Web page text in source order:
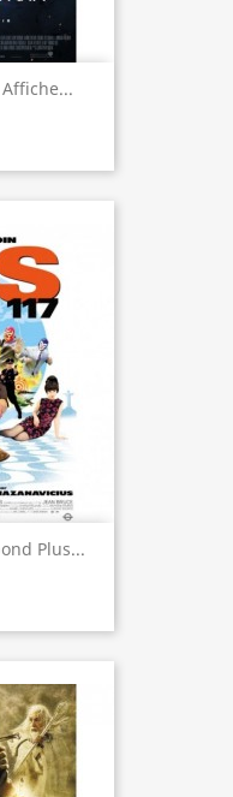
Plus...